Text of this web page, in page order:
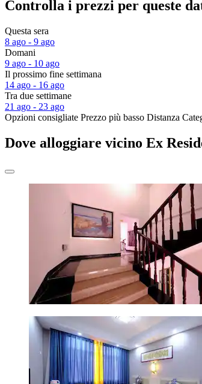
Controlla i prezzi per queste
Questa sera
8 ago - 9 ago
Domani
9 ago - 10 ago
Il prossimo fine settimana
14 ago - 16 ago
Tra due settimane
21 ago - 23 ago
Opzioni consigliate Prezzo più basso Distanza
Dove alloggiare vicino Ex